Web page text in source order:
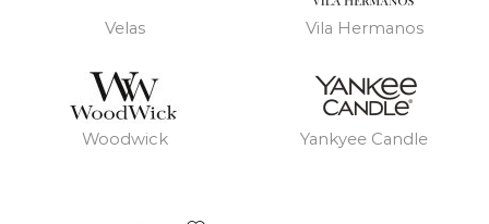
Velas Vila Hermanos
Woodwick Yankyee Candle